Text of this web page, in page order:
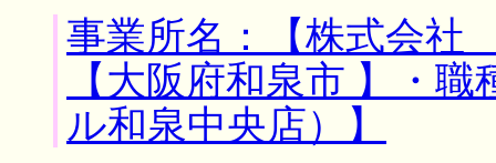
事業所名：【株式会
【大阪府和泉市 】・
ル和泉中央店）】